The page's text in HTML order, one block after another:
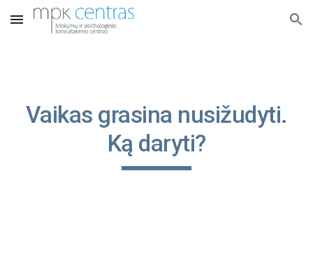
Skip to main content Skip to navigation
Vaikas grasina nusižudyti.
Ką daryti?